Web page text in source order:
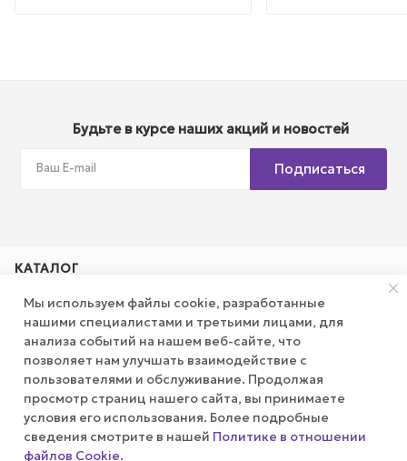
Будьте в курсе наших акций и новостей
Подписаться
КАТАЛОГ
КОМПАНИЯ
ПУБЛИЧНАЯ ОФЕРТА
КАК СДЕЛАТЬ ЗАКАЗ?
Мы используем файлы cookie, разработанные
нашими специалистами и третьими лицами, для
анализа событий на нашем веб-сайте, что
позволяет нам улучшать взаимодействие с
пользователями и обслуживание. Продолжая
просмотр страниц нашего сайта, вы принимаете
условия его использования. Более подробные
сведения смотрите в нашей Политике в отношении
файлов Cookie.